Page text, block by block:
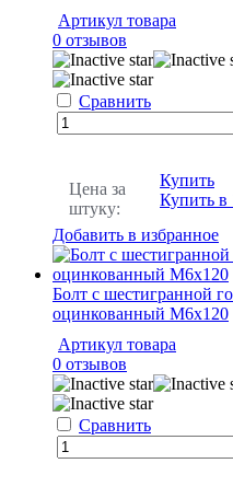
Артикул товара
0 отзывов
Сравнить
Цена за
штуку:
Купить
Купить в
Добавить в избранное
Болт с шестигранной
оцинкованный М6х120
Артикул товара
0 отзывов
Сравнить